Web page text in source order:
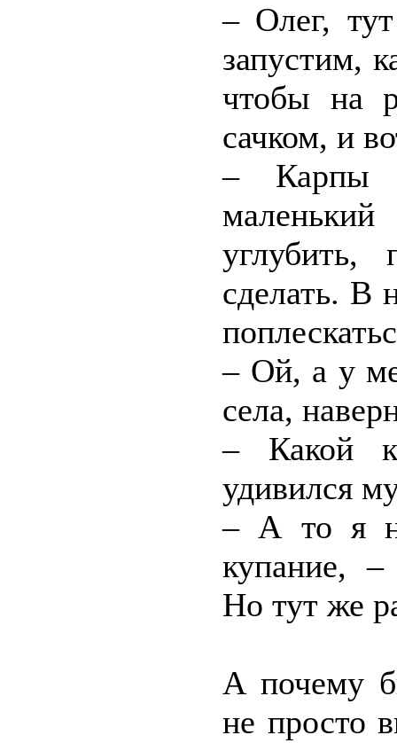
– Олег,
запустим,
чтобы на
сачком, и
– Карпы
углубить,
сделать. В
– Ой, а у
села,
– Какой
удивился
– А то я
купание, –
Но тут же
А почему
не просто